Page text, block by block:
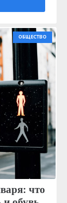
ОБЩЕСТВО
что